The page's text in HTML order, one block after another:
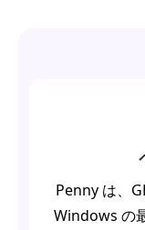
Penny は、
Windows の